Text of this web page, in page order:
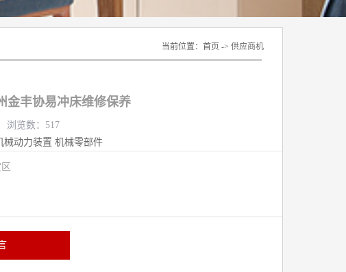
当前位置： 首页 -> 供应商机
金丰协易冲床维修保养
浏览数：517
械动力装置 机械零部件
区